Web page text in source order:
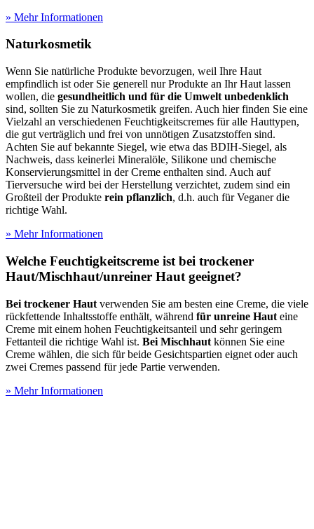
» Mehr Informationen
Naturkosmetik
Wenn Sie natürliche Produkte bevorzugen, weil Ihre Haut
empfindlich ist oder Sie generell nur Produkte an Ihr Haut lassen
wollen, die gesundheitlich und für die Umwelt unbedenklich
sind, sollten Sie zu Naturkosmetik greifen. Auch hier finden Sie eine
Vielzahl an verschiedenen Feuchtigkeitscremes für alle Hauttypen,
die gut verträglich und frei von unnötigen Zusatzstoffen sind.
Achten Sie auf bekannte Siegel, wie etwa das BDIH-Siegel, als
Nachweis, dass keinerlei Mineralöle, Silikone und chemische
Konservierungsmittel in der Creme enthalten sind. Auch auf
Tierversuche wird bei der Herstellung verzichtet, zudem sind ein
Großteil der Produkte rein pflanzlich, d.h. auch für Veganer die
richtige Wahl.
» Mehr Informationen
Welche Feuchtigkeitscreme ist bei trockener
Haut/Mischhaut/unreiner Haut geeignet?
Bei trockener Haut verwenden Sie am besten eine Creme, die viele
rückfettende Inhaltsstoffe enthält, während für unreine Haut eine
Creme mit einem hohen Feuchtigkeitsanteil und sehr geringem
Fettanteil die richtige Wahl ist. Bei Mischhaut können Sie eine
Creme wählen, die sich für beide Gesichtspartien eignet oder auch
zwei Cremes passend für jede Partie verwenden.
» Mehr Informationen